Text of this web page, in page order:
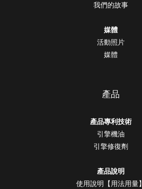
我們的故事
媒體
活動照片
媒體
產品
產品專利技術
引擎機油
引擎修復劑
產品說明
使用說明【用法用量】